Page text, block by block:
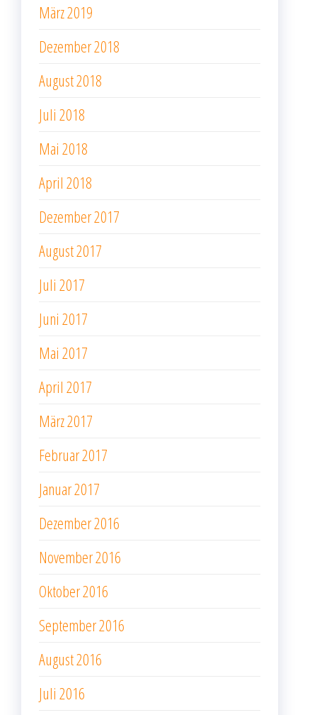
März 2019
Dezember 2018
August 2018
Juli 2018
Mai 2018
April 2018
Dezember 2017
August 2017
Juli 2017
Juni 2017
Mai 2017
April 2017
März 2017
Februar 2017
Januar 2017
Dezember 2016
November 2016
Oktober 2016
September 2016
August 2016
Juli 2016